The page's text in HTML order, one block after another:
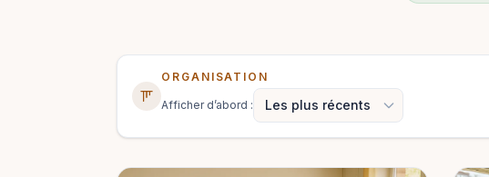
ORGANISATION
Afficher d’abord :